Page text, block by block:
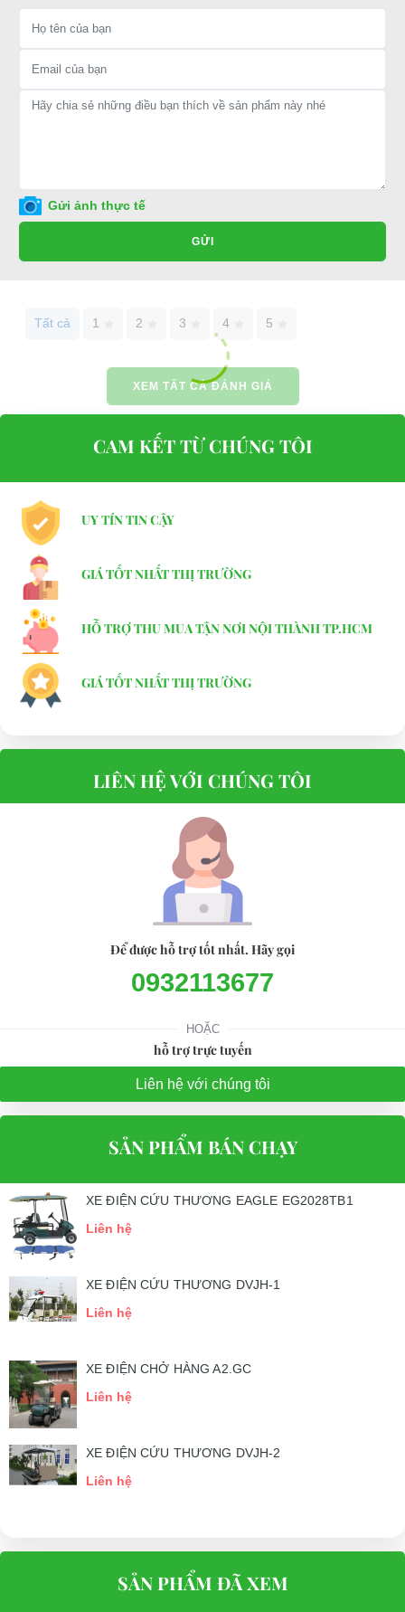
Đại Cường
Địa chỉ: 845 Quốc Lộ 13, Phường Hiệp Bình Phước, Thành phố
Thủ Đức, TP.HCM
Điện thoại: 08 68 100 260 ( Châu ) - 093 211 3677 ( Phú )
Website:phutungxegolf.com
Gửi ảnh thực tế
GỬI
Tất cả 1 2 3 4 5
XEM TẤT CẢ ĐÁNH GIÁ
CAM KẾT TỪ CHÚNG TÔI
UY TÍN TIN CẬY
GIÁ TỐT NHẤT THỊ TRƯỜNG
HỖ TRỢ THU MUA TẬN NƠI NỘI THÀNH TP.HCM
GIÁ TỐT NHẤT THỊ TRƯỜNG
LIÊN HỆ VỚI CHÚNG TÔI
Để được hỗ trợ tốt nhất. Hãy gọi
0932113677
HOẶC
hỗ trợ trực tuyến
Liên hệ với chúng tôi
SẢN PHẨM BÁN CHẠY
XE ĐIỆN CỨU THƯƠNG EAGLE EG2028TB1
Liên hệ
XE ĐIỆN CỨU THƯƠNG DVJH-1
Liên hệ
XE ĐIỆN CHỞ HÀNG A2.GC
Liên hệ
XE ĐIỆN CỨU THƯƠNG DVJH-2
Liên hệ
SẢN PHẨM ĐÃ XEM